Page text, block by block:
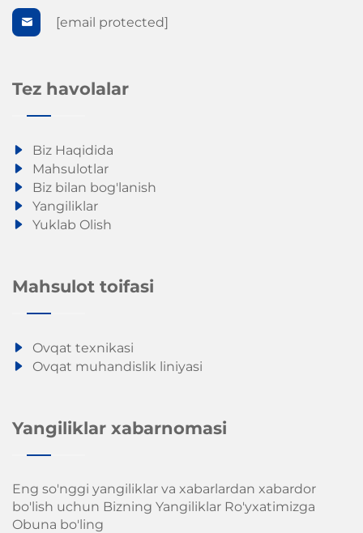
[email protected]
Tez havolalar
Biz Haqidida
Mahsulotlar
Biz bilan bog'lanish
Yangiliklar
Yuklab Olish
Mahsulot toifasi
Ovqat texnikasi
Ovqat muhandislik liniyasi
Yangiliklar xabarnomasi
Eng so'nggi yangiliklar va xabarlardan xabardor
bo'lish uchun Bizning Yangiliklar Ro'yxatimizga
Obuna bo'ling